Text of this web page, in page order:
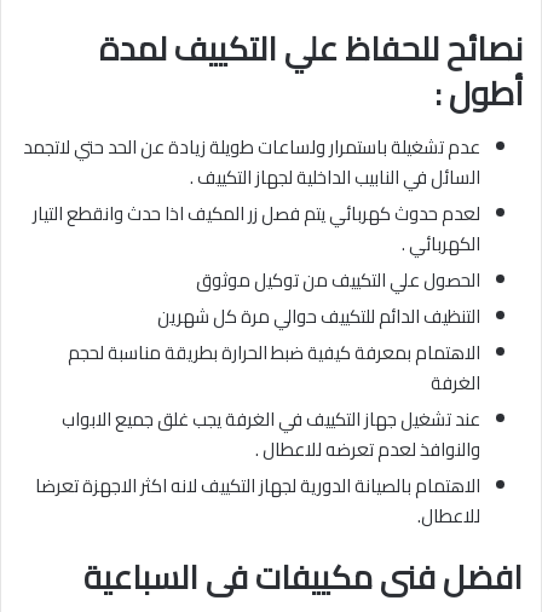
نصائح للحفاظ علي التكييف لمدة
أطول :
عدم تشغيلة باستمرار ولساعات طويلة زيادة عن الحد حتي لاتجمد
السائل في النابيب الداخلية لجهاز التكييف .
لعدم حدوث كهربائي يتم فصل زر المكيف اذا حدث وانقطع التيار
الكهربائي .
الحصول علي التكييف من توكيل موثوق
التنظيف الدائم للتكييف حوالي مرة كل شهرين
الاهتمام بمعرفة كيفية ضبط الحرارة بطريقة مناسبة لحجم
الغرفة
عند تشغيل جهاز التكييف في الغرفة يجب غلق جميع الابواب
والنوافذ لعدم تعرضه للاعطال .
الاهتمام بالصيانة الدورية لجهاز التكييف لانه اكثر الاجهزة تعرضا
للاعطال.
افضل فنى مكييفاتفى السباعية